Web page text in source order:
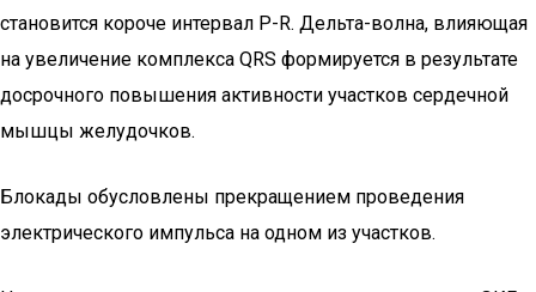
становится короче интервал Р-R. Дельта-волна, влияющая
на увеличение комплекса QRS формируется в результате
досрочного повышения активности участков сердечной
мышцы желудочков.
Блокады обусловлены прекращением проведения
электрического импульса на одном из участков.